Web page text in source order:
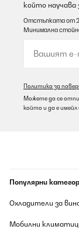
който
Отстъпката от 20
Минимална
Политика за
Можете да се
който и да е
Популярни
Охладители за
Мобилни